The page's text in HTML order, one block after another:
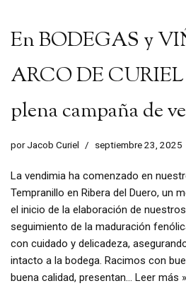
En BODEGAS y
ARCO DE CURIEL
plena campaña de
porJacob Curiel septiembre 23, 2025
La vendimia ha comenzado en
Tempranillo en Ribera del Duero, un
el inicio de la elaboración de
seguimiento de la maduración
con cuidado y delicadeza,
intacto a la bodega. Racimos con
buena calidad, presentan… Leer más »